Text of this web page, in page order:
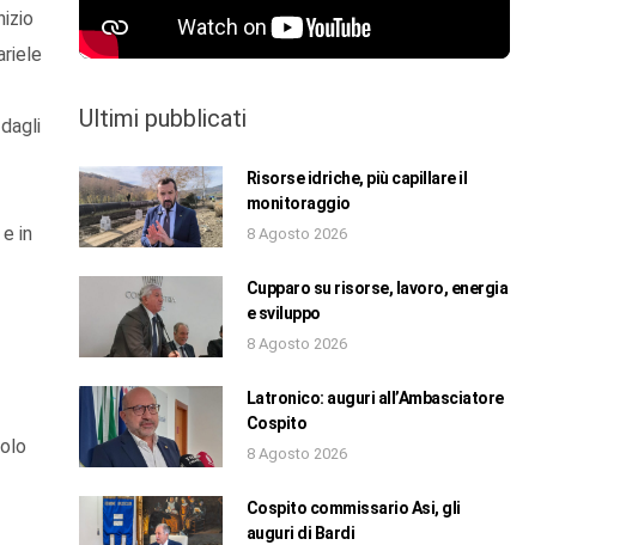
in
Ultimi pubblicati
Risorse idriche, più capillare il
monitoraggio
8 Agosto 2026
Cupparo su risorse, lavoro, energia
e sviluppo
8 Agosto 2026
Latronico: auguri all’Ambasciatore
Cospito
8 Agosto 2026
Cospito commissario Asi, gli
auguri di Bardi